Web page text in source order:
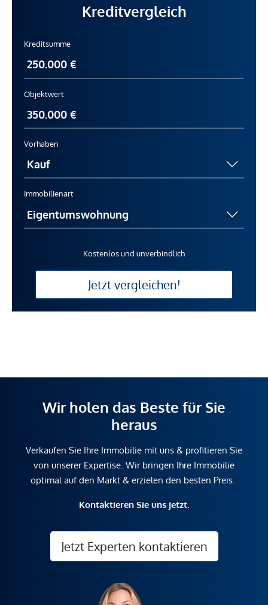
Kreditvergleich
Kreditsumme
Objektwert
Vorhaben
Immobilienart
Kostenlos und unverbindlich
Jetzt vergleichen!
Wir holen das Beste für Sie
heraus
Verkaufen Sie Ihre Immobilie mit uns & profitieren Sie
von unserer Expertise. Wir bringen Ihre Immobilie
optimal auf den Markt & erzielen den besten Preis.
Kontaktieren Sie uns jetzt.
Jetzt Experten kontaktieren